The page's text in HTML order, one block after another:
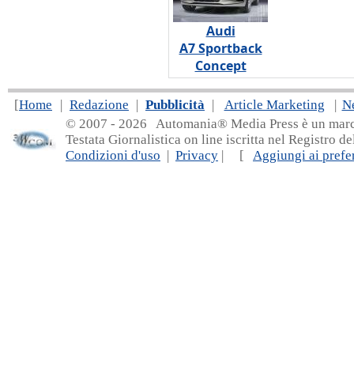
Audi
A7 Sportback
Concept
[Home | Redazione | Pubblicità | Article Marketing |
© 2007 - 2026 Automania® Media Press è un
Testata Giornalistica on line iscritta nel Registro
Condizioni d'uso | Privacy | [ Aggiungi ai